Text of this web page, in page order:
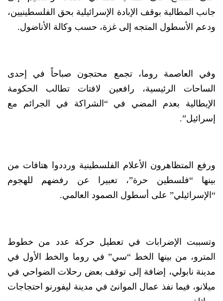
جانب المطالبة بوقف الإبادة الإسرائيلية بحق الفلسطينيين،
ودعم الأسطول المتجه إلى غزة، حسب وكالة الأناضول.
وفي العاصمة روما، تجمع محتجون صباحاً في إحدى
الساحات الرئيسية، رافعين لافتات تطالب الحكومة
الإيطالية بعدم المضي في “الشراكة في الجرائم مع
إسرائيل”.
ورفع المتظاهرون الأعلام الفلسطينية ورددوا هتافات من
بينها “فلسطين حرة”، تعبيرا عن رفضهم للهجوم
“الإسرائيلي” على أسطول الصمود العالمي.
وتسببت الإضرابات في تعطيل حركة عدد من خطوط
المترو، من بينها الخط “سي” في روما والخط الأول في
مدينة نابولي، إضافة إلى توقف بعض رحلات الضواحي في
ميلانو، فيما نفذ عمال الموانئ في مدينة ليفورنو احتجاجات